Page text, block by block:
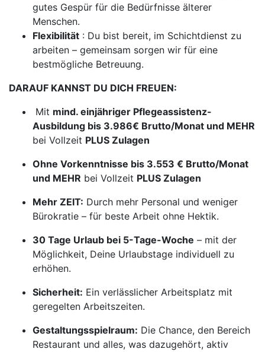
gutes Gespür für die Bedürfnisse älterer
Menschen.
Flexibilität : Du bist bereit, im Schichtdienst zu
arbeiten – gemeinsam sorgen wir für eine
bestmögliche Betreuung.
DARAUF KANNST DU DICH FREUEN:
Mit mind. einjähriger Pflegeassistenz-
Ausbildung bis 3.986€ Brutto/Monat und MEHR
bei Vollzeit PLUS Zulagen
Ohne Vorkenntnisse bis 3.553 € Brutto/Monat
und MEHR bei Vollzeit PLUS Zulagen
Mehr ZEIT: Durch mehr Personal und weniger
Bürokratie – für beste Arbeit ohne Hektik.
30 Tage Urlaub bei 5-Tage-Woche – mit der
Möglichkeit, Deine Urlaubstage individuell zu
erhöhen.
Sicherheit: Ein verlässlicher Arbeitsplatz mit
geregelten Arbeitszeiten.
Gestaltungsspielraum: Die Chance, den Bereich
Restaurant und alles, was dazugehört, aktiv